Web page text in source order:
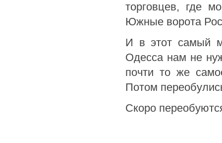
торговцев, где
Южные ворота
И в этот самый
Одесса нам не
почти то же
Потом
Скоро